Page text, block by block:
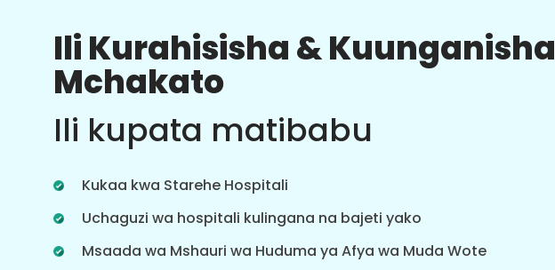
Ili Kurahisisha & Kuunganisha
Mchakato
Ili kupata matibabu
Kukaa kwa Starehe Hospitali
Uchaguzi wa hospitali kulingana na bajeti yako
Msaada wa Mshauri wa Huduma ya Afya wa Muda Wote
Faida Zetu
Programu ya
Lugha nyingi
Msaada
ya GoMedii ambayo hukusaidia
kufuatilia na kufuatilia safari yako ya
matibabu vyema na kwa usahihi.